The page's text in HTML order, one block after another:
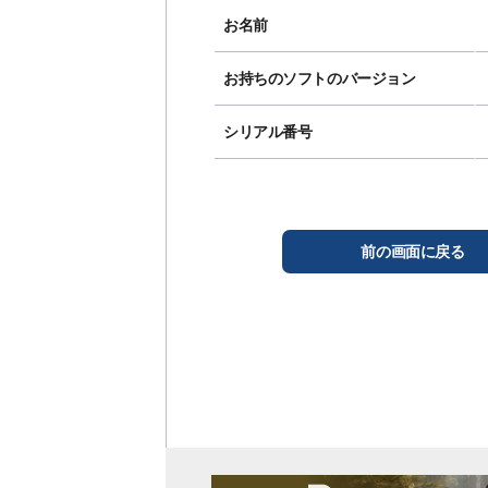
お名前
お持ちのソフトのバージョン
シリアル番号
前の画面に戻る